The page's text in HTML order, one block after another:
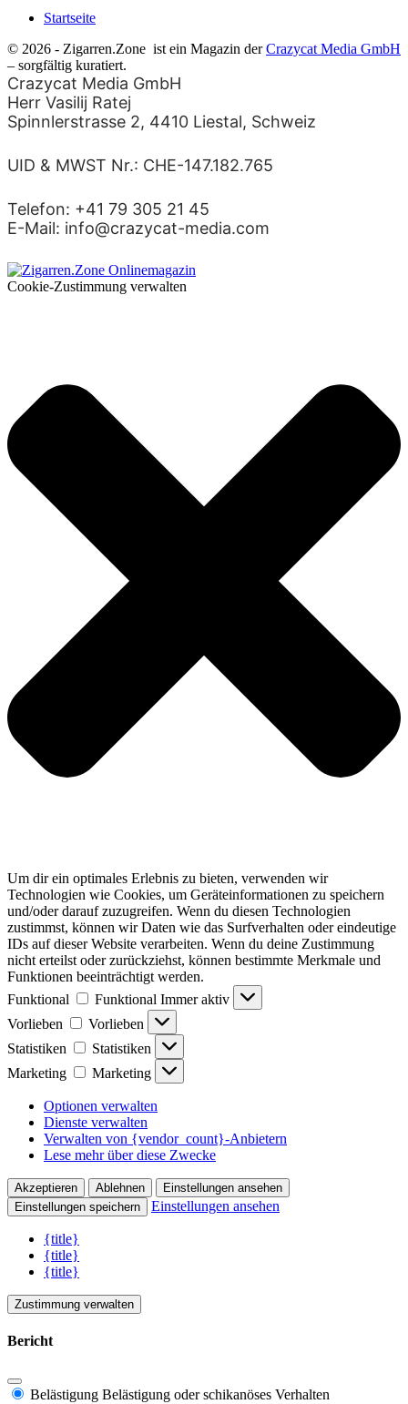
Startseite
© 2026 - Zigarren.Zone ist ein Magazin derCrazycat Media GmbH
– sorgfältig kuratiert.
Crazycat Media GmbH
Herr Vasilij Ratej
Spinnlerstrasse 2, 4410 Liestal, Schweiz
UID & MWST Nr.: CHE-147.182.765
Telefon: +41 79 305 21 45
E-Mail: info@crazycat-media.com
Cookie-Zustimmung verwalten
Um dir ein optimales Erlebnis zu bieten, verwenden wir
Technologien wie Cookies, um Geräteinformationen zu speichern
und/oder darauf zuzugreifen. Wenn du diesen Technologien
zustimmst, können wir Daten wie das Surfverhalten oder eindeutige
IDs auf dieser Website verarbeiten. Wenn du deine Zustimmung
nicht erteilst oder zurückziehst, können bestimmte Merkmale und
Funktionen beeinträchtigt werden.
Funktional
Funktional Immer aktiv
Vorlieben
Vorlieben
Statistiken
Statistiken
Marketing
Marketing
Optionen verwalten
Dienste verwalten
Verwalten von {vendor_count}-Anbietern
Lese mehr über diese Zwecke
Akzeptieren Ablehnen
Einstellungen ansehen
Einstellungen speichern
Einstellungen ansehen
{title}
{title}
{title}
Zustimmung verwalten
Bericht
Belästigung Belästigung oder schikanöses Verhalten